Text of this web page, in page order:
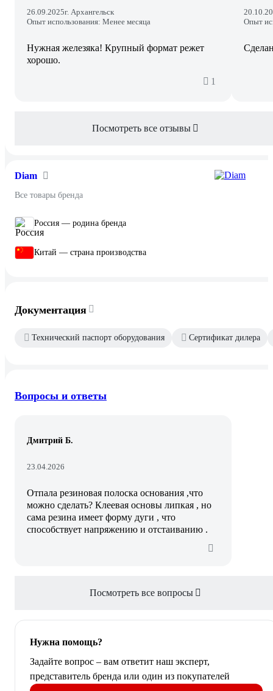
26.09.2025г. Архангельск
Опыт использования: Менее месяца
Нужная железяка! Крупный формат режет
хорошо.
1
Опыт
Посмотреть все отзывы
Diam
Все товары бренда
Россия — родина бренда
Китай — страна производства
Документация
Технический паспорт оборудования Сертификат дилера
Вопросы и ответы
Дмитрий Б.
23.04.2026
Отпала резиновая полоска основания ,что
можно сделать? Клеевая основы липкая , но
сама резина имеет форму дуги , что
способствует напряжению и отстаиванию .
Посмотреть все вопросы
Нужна помощь?
Задайте вопрос – вам ответит наш эксперт,
представитель бренда или один из покупателей